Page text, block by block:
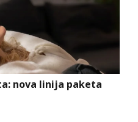
nova linija paketa